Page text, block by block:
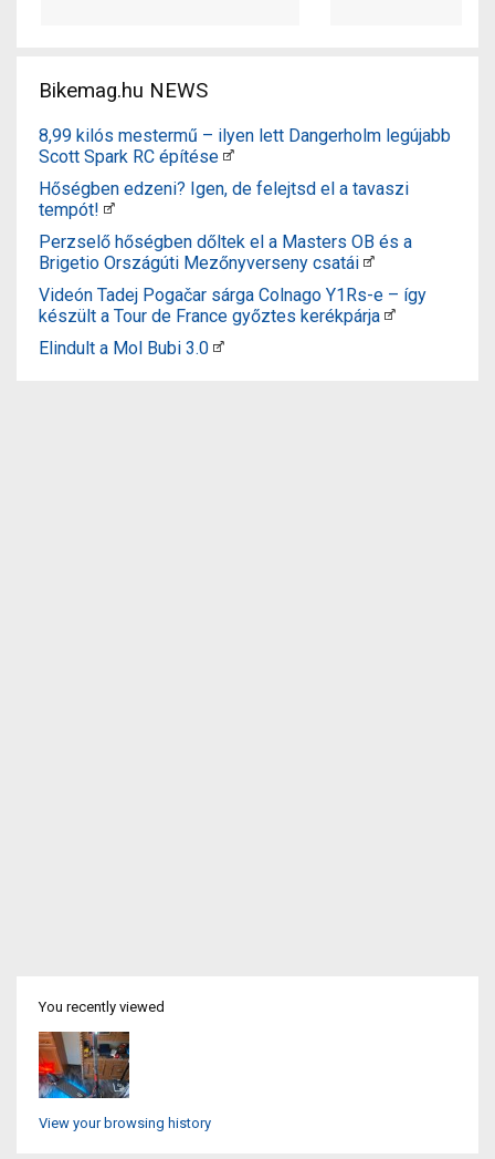
Bikemag.hu NEWS
8,99 kilós mestermű – ilyen lett Dangerholm legújabb
Scott Spark RC építése
Hőségben edzeni? Igen, de felejtsd el a tavaszi
tempót!
Perzselő hőségben dőltek el a Masters OB és a
Brigetio Országúti Mezőnyverseny csatái
Videón Tadej Pogačar sárga Colnago Y1Rs-e – így
készült a Tour de France győztes kerékpárja
Elindult a Mol Bubi 3.0
You recently viewed
View your browsing history